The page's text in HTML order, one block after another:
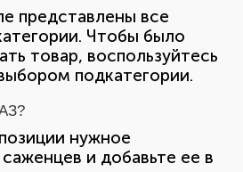
представлены все
Чтобы было
товар, воспользуйтесь
подкатегории.
нужное
и добавьте ее в